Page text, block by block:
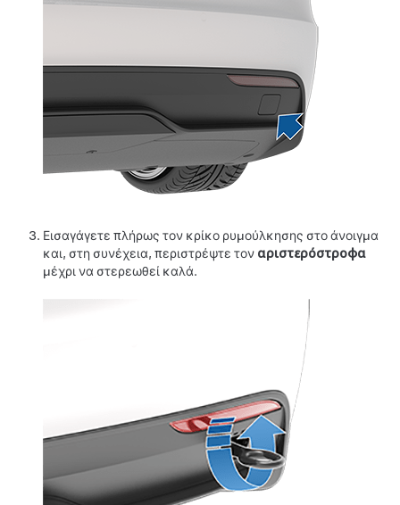
Εισαγάγετε πλήρως τον κρίκο ρυμούλκησης στο άνοιγμα
και, στη συνέχεια, περιστρέψτε τον αριστερόστροφα
μέχρι να στερεωθεί καλά.